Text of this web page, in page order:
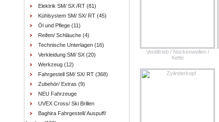
Elektrik SM/ SX /RT (81)
Kühlsystem SM/ SX/ RT (45)
Öl und Pflege (11)
Reifen/ Schläuche (4)
Technische Unterlagen (16)
Verkleidung SM/ SX (20)
Werkzeug (12)
Fahrgestell SM/ SX/ RT (368)
Zubehör/ Extras (9)
NEU Fahrzeuge
UVEX Cross/ Ski Brillen
Baghira Fahrgestell/ Auspuff/
Ventiltrieb / Nockenwellen /
Kette